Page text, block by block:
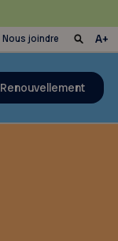
Nous joindre
Renouvellement